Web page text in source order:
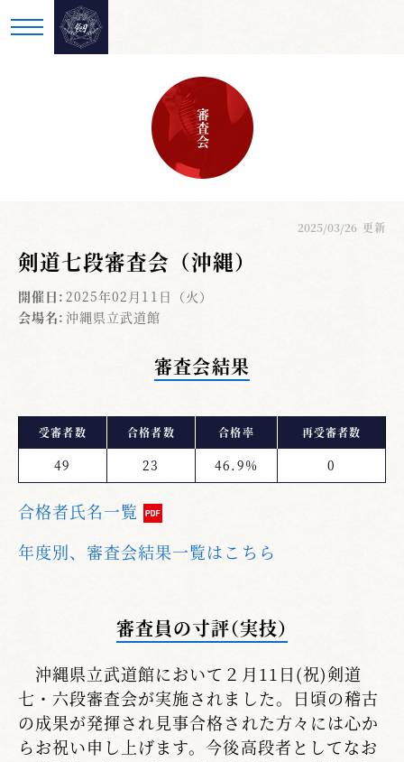
審査会
2025/03/26 更新
剣道七段審査会（沖縄）
開催日: 2025年02月11日（火）
会場名: 沖縄県立武道館
審査会結果
受審者数 合格者数 合格率 再受審者数
49 23 46.9% 0
合格者氏名一覧
年度別、審査会結果一覧はこちら
審査員の寸評（実技）
沖縄県立武道館において２月11日(祝)剣道
七・六段審査会が実施されました。日頃の稽古
の成果が発揮され見事合格された方々には心か
らお祝い申し上げます。今後高段者としてなお